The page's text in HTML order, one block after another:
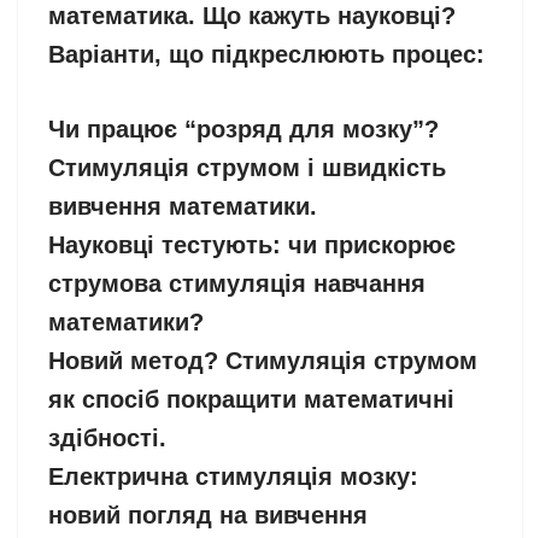
математика. Що кажуть науковці?
Варіанти, що підкреслюють процес:
Чи працює “розряд для мозку”?
Стимуляція струмом і швидкість
вивчення математики.
Науковці тестують: чи прискорює
струмова стимуляція навчання
математики?
Новий метод? Стимуляція струмом
як спосіб покращити математичні
здібності.
Електрична стимуляція мозку:
новий погляд на вивчення